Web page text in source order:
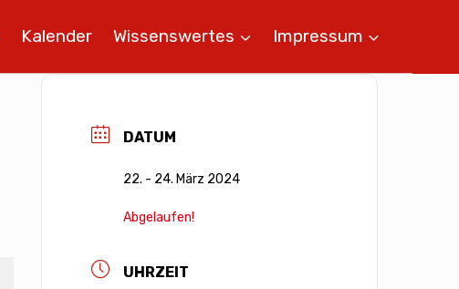
Kalender Wissenswertes Impressum
DATUM
22. - 24. März 2024
Abgelaufen!
UHRZEIT